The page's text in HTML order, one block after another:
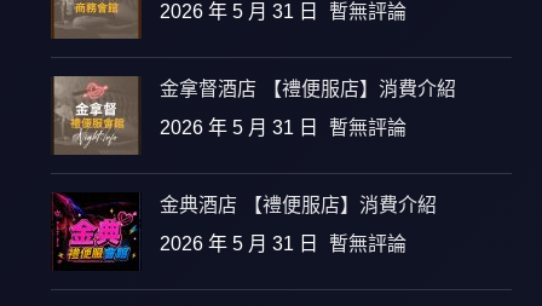
2026 年 5 月 31 日 暫無評論
金拿督酒店 【禮便服店】消費介紹
2026 年 5 月 31 日 暫無評論
金典酒店 【禮便服店】消費介紹
2026 年 5 月 31 日 暫無評論